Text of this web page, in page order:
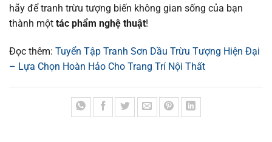
hãy để tranh trừu tượng biến không gian sống của bạn
thành một tác phẩm nghệ thuật!
Đọc thêm: Tuyển Tập Tranh Sơn Dầu Trừu Tượng Hiện Đại
– Lựa Chọn Hoàn Hảo Cho Trang Trí Nội Thất